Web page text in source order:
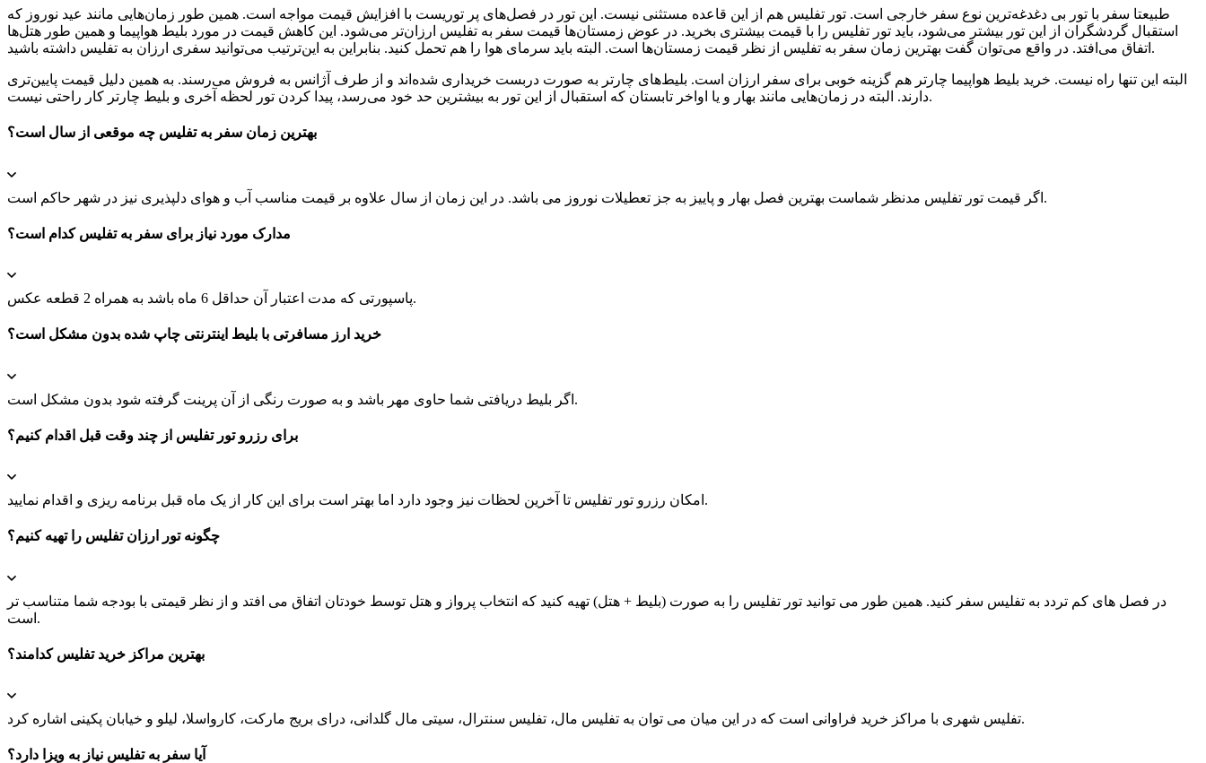
طبیعتا سفر با تور بی دغدغه‌ترین نوع سفر خارجی است. تور تفلیس هم از این قاعده مستثنی نیست. این تور در فصل‌های پر توریست با افزایش قیمت مواجه است. همین طور زمان‌هایی مانند عید نوروز که
استقبال گردشگران از این تور بیشتر‌ می‌شود، باید تور تفلیس را با قیمت بیشتری بخرید. در عوض زمستان‌ها قیمت سفر به تفلیس ارزان‌تر‌ می‌شود. این کاهش قیمت در مورد بلیط هواپیما و همین طور هتل‌ها
اتفاق می‌افتد. در واقع‌ می‌توان گفت بهترین زمان سفر به تفلیس از نظر قیمت زمستان‌ها است. البته باید سرمای هوا را هم تحمل کنید. بنابراین به این‌ترتیب‌ می‌توانید سفری ارزان به تفلیس داشته باشید.
البته این تنها راه نیست. خرید بلیط هواپیما چارتر هم گزینه خوبی برای سفر ارزان است. بلیط‌های چارتر به صورت دربست خریداری شده‌اند و از طرف آژانس به فروش‌ می‌رسند. به همین دلیل قیمت پایین‌تری
دارند. البته در زمان‌هایی مانند بهار و یا اواخر تابستان که استقبال از این تور به بیشترین حد خود‌ می‌رسد، پیدا کردن تور لحظه آخری و بلیط چارتر کار راحتی نیست.
بهترین زمان سفر به تفلیس چه موقعی از سال است؟
اگر قیمت تور تفلیس مدنظر شماست بهترین فصل بهار و پاییز به جز تعطیلات نوروز می باشد. در این زمان از سال علاوه بر قیمت مناسب آب و هوای دلپذیری نیز در شهر حاکم است.
مدارک مورد نیاز برای سفر به تفلیس کدام است؟
پاسپورتی که مدت اعتبار آن حداقل 6 ماه باشد به همراه 2 قطعه عکس.
خرید ارز مسافرتی با بلیط اینترنتی چاپ شده بدون مشکل است؟
اگر بلیط دریافتی شما حاوی مهر باشد و به صورت رنگی از آن پرینت گرفته شود بدون مشکل است.
برای رزرو تور تفلیس از چند وقت قبل اقدام کنیم؟
امکان رزرو تور تفلیس تا آخرین لحظات نیز وجود دارد اما بهتر است برای این کار از یک ماه قبل برنامه ریزی و اقدام نمایید.
چگونه تور ارزان تفلیس را تهیه کنیم؟
در فصل های کم تردد به تفلیس سفر کنید. همین طور می توانید تور تفلیس را به صورت (بلیط + هتل) تهیه کنید که انتخاب پرواز و هتل توسط خودتان اتفاق می افتد و از نظر قیمتی با بودجه شما متناسب تر
است.
بهترین مراکز خرید تفلیس کدامند؟
تفلیس شهری با مراکز خرید فراوانی است که در این میان می توان به تفلیس مال، تفلیس سنترال، سیتی مال گلدانی، درای بریج مارکت، کارواسلا، لیلو و خیابان پکینی اشاره کرد.
آیا سفر به تفلیس نیاز به ویزا دارد؟